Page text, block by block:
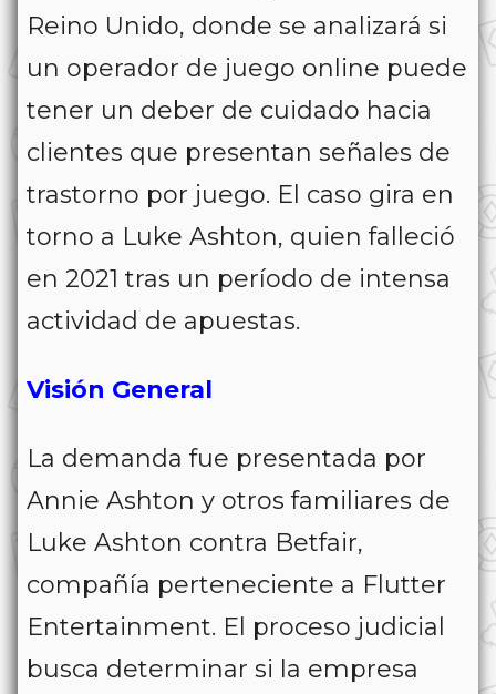
Reino Unido, donde se analizará si
un operador de juego online puede
tener un deber de cuidado hacia
clientes que presentan señales de
trastorno por juego. El caso gira en
torno a Luke Ashton, quien falleció
en 2021 tras un período de intensa
actividad de apuestas.
Visión General
La demanda fue presentada por
Annie Ashton y otros familiares de
Luke Ashton contra Betfair,
compañía perteneciente a Flutter
Entertainment. El proceso judicial
busca determinar si la empresa